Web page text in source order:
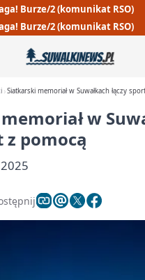
Burze/2 (komunikat RSO)
Burze/2 (komunikat RSO)
Siatkarski memoriał w Suwałkach łączy
w
z pomocą